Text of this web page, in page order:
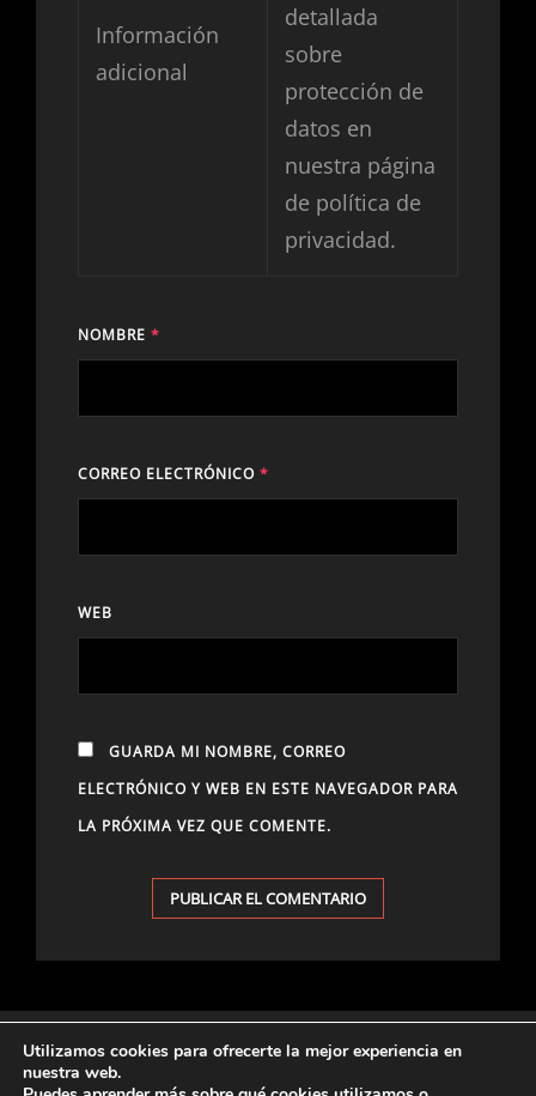
Información
adicional
detallada
sobre
protección de
datos en
nuestra página
de política de
privacidad.
NOMBRE *
CORREO ELECTRÓNICO *
WEB
GUARDA MI NOMBRE, CORREO
ELECTRÓNICO Y WEB EN ESTE NAVEGADOR PARA
LA PRÓXIMA VEZ QUE COMENTE.
ARCHIVES
Utilizamos cookies para ofrecerte la mejor experiencia en
nuestra web.